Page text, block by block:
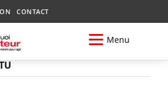
CONTACT
Menu